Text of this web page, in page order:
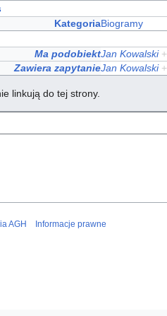
KategoriaBiogramy
Ma podobiektJan Kowalski +
Zawiera zapytanieJan Kowalski +
linkują do tej strony.
AGH Informacje prawne